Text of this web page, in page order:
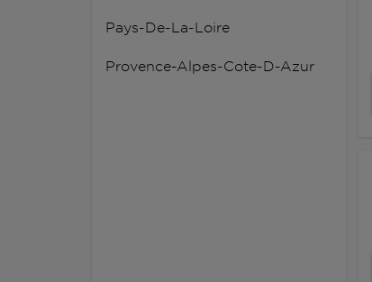
Pays-De-La-Loire
Provence-Alpes-Cote-D-Azur